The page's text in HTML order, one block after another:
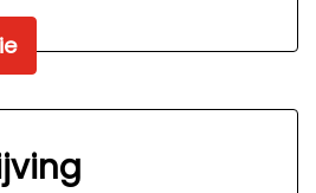
in hoogte verstelbaar